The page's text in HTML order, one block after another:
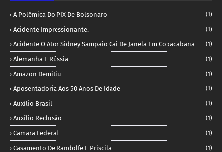
A Polêmica Do PIX De Bolsonaro (1)
Acidente Impressionante. (1)
Acidente O Ator Sidney Sampaio Cai De Janela Em Copacabana (1)
Alemanha E Rússia (1)
Amazon Demitiu (1)
Aposentadoria Aos 50 Anos De Idade (1)
Auxílio Brasil (1)
Auxílio Reclusão (1)
Camara Federal (1)
Casamento De Randolfe E Priscila (1)